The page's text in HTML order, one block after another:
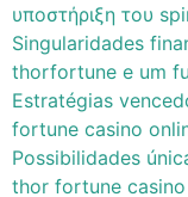
υποστήριξη του
Singularidades
thorfortune e um
Estratégias
fortune casino
Possibilidades
thor fortune